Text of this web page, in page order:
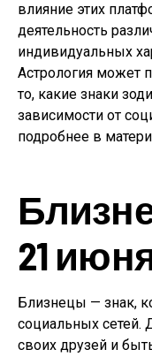
влияние этих
деятельность
индивидуальных
Астрология может
то, какие знаки
зависимости от
подробнее в
21
Близнецы — знак,
социальных сетей.
своих друзей и